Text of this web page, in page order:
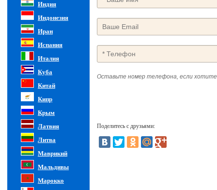
Индия
Индонезия
Иран
Испания
Италия
Куба
Китай
Кипр
Крым
Латвия
Литва
Маврикий
Мальдивы
Марокко
Оставьте номер телефона, если
Поделитесь с друзьями: